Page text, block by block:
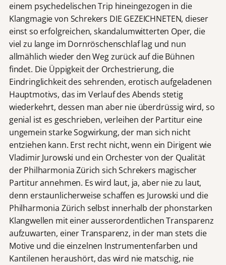
einem psychedelischen Trip hineingezogen in die
Klangmagie von Schrekers DIE GEZEICHNETEN, dieser
einst so erfolgreichen, skandalumwitterten Oper, die
viel zu lange im Dornröschenschlaf lag und nun
allmählich wieder den Weg zurück auf die Bühnen
findet. Die Üppigkeit der Orchestrierung, die
Eindringlichkeit des sehrenden, erotisch aufgeladenen
Hauptmotivs, das im Verlauf des Abends stetig
wiederkehrt, dessen man aber nie überdrüssig wird, so
genial ist es geschrieben, verleihen der Partitur eine
ungemein starke Sogwirkung, der man sich nicht
entziehen kann. Erst recht nicht, wenn ein Dirigent wie
Vladimir Jurowski und ein Orchester von der Qualität
der Philharmonia Zürich sich Schrekers magischer
Partitur annehmen. Es wird laut, ja, aber nie zu laut,
denn erstaunlicherweise schaffen es Jurowski und die
Philharmonia Zürich selbst innerhalb der phonstarken
Klangwellen mit einer ausserordentlichen Transparenz
aufzuwarten, einer Transparenz, in der man stets die
Motive und die einzelnen Instrumentenfarben und
Kantilenen heraushört, das wird nie matschig, nie